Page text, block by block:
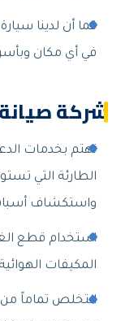
كما أن لدينا
في أي مكان
شركة
نهتم بخدمات
الطارئة التي
واستكشاف
استخدام قطع
المكيفات
التخلص تماماً من